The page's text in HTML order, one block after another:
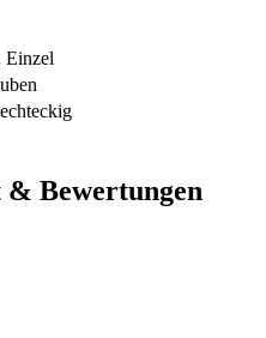
Einzel
Bewertungen